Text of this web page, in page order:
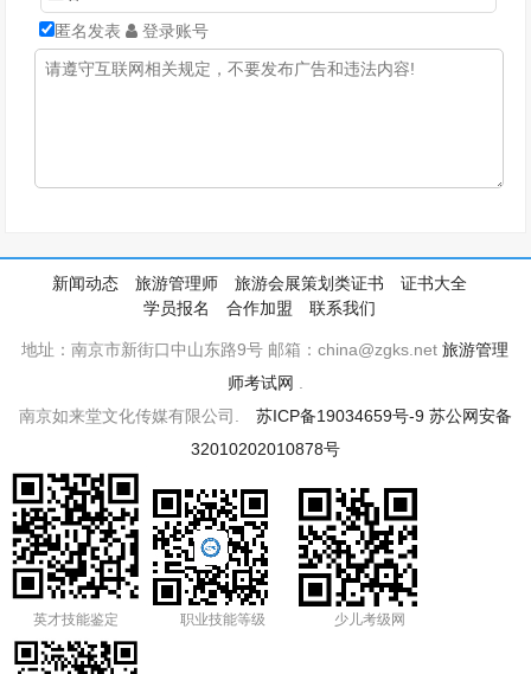
匿名发表 登录账号
新闻动态 旅游管理师 旅游会展策划类证书
证书大全
学员报名
合作加盟 联系我们
地址：南京市新街口中山东路9号 邮箱：china@zgks.net旅游管理
师考试网
南京如来堂文化传媒有限公司. 苏ICP备19034659号-9 苏公网安备
32010202010878号
英才技能鉴定 职业技能等级 少儿考级网